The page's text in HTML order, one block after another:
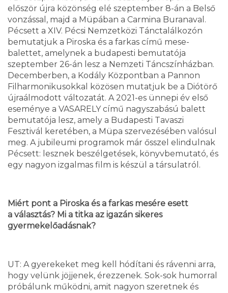
először újra közönség elé szeptember 8-án a Belső
vonzással, majd a Müpában a Carmina Buranaval.
Pécsett a XIV. Pécsi Nemzetközi Tánctalálkozón
bemutatjuk a Piroska és a farkas című mese-
balettet, amelynek a budapesti bemutatója
szeptember 26-án lesz a Nemzeti Táncszínházban.
Decemberben, a Kodály Központban a Pannon
Filharmonikusokkal közösen mutatjuk be a Diótörő
újraálmodott változatát. A 2021-es ünnepi év első
eseménye a VASARELY című nagyszabású balett
bemutatója lesz, amely a Budapesti Tavaszi
Fesztivál keretében, a Müpa szervezésében valósul
meg. A jubileumi programok már ősszel elindulnak
Pécsett: lesznek beszélgetések, könyvbemutató, és
egy nagyon izgalmas film is készül a társulatról.
Miért pont a Piroska és a farkas mesére esett
a választás? Mi a titka az igazán sikeres
gyermekelőadásnak?
UT: A gyerekeket meg kell hódítani és rávenni arra,
hogy velünk jöjjenek, érezzenek. Sok-sok humorral
próbálunk működni, amit nagyon szeretnek és